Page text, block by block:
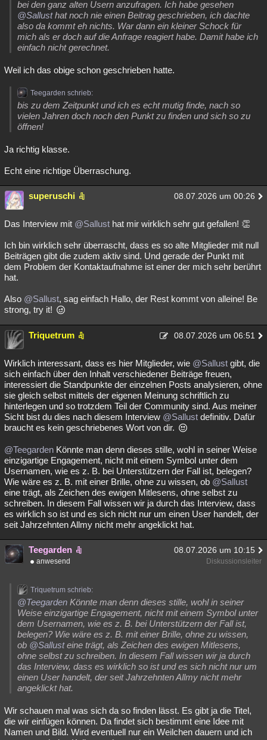
bei den ganz alten Usern anzufragen. Ich habe gesehen
@Sallusthat noch nie einen Beitrag geschrieben, ich dachte
also da kommt eh nichts. War dann ein kleiner Schock für
mich als er doch auf die Anfrage reagiert habe. Damit habe ich
einfach nicht gerechnet.
Weil ich das obige schon geschrieben hatte.
Teegarden schrieb:
bis zu dem Zeitpunkt und ich es echt mutig finde, nach so
vielen Jahren doch noch den Punkt zu finden und sich so zu
öffnen!
Ja richtig klasse.
Echt eine richtige Überraschung.
superuschi 08.07.2026 um 00:26
Das Interview mit @Sallust hat mir wirklich sehr gut gefallen! 👏
Ich bin wirklich sehr überrascht, dass es so alte Mitglieder mit null
Beiträgen gibt die zudem aktiv sind. Und gerade der Punkt mit
dem Problem der Kontaktaufnahme ist einer der mich sehr berührt
hat.
Also @Sallust, sag einfach Hallo, der Rest kommt von alleine! Be
strong, try it!
Triquetrum 08.07.2026 um 06:51
Wirklich interessant, dass es hier Mitglieder, wie @Sallust gibt, die
sich einfach über den Inhalt verschiedener Beiträge freuen,
interessiert die Standpunkte der einzelnen Posts analysieren, ohne
sie gleich selbst mittels der eigenen Meinung schriftlich zu
hinterlegen und so trotzdem Teil der Community sind. Aus meiner
Sicht bist du dies nach diesem Interview @Sallust definitiv. Dafür
braucht es kein geschriebenes Wort von dir.
@Teegarden Könnte man denn dieses stille, wohl in seiner Weise
einzigartige Engagement, nicht mit einem Symbol unter dem
Usernamen, wie es z. B. bei Unterstützern der Fall ist, belegen?
Wie wäre es z. B. mit einer Brille, ohne zu wissen, ob @Sallust
eine trägt, als Zeichen des ewigen Mitlesens, ohne selbst zu
schreiben. In diesem Fall wissen wir ja durch das Interview, dass
es wirklich so ist und es sich nicht nur um einen User handelt, der
seit Jahrzehnten Allmy nicht mehr angeklickt hat.
Teegarden 08.07.2026 um 10:15
anwesend Diskussionsleiter
Triquetrum schrieb:
@Teegarden Könnte man denn dieses stille, wohl in seiner
Weise einzigartige Engagement, nicht mit einem Symbol unter
dem Usernamen, wie es z. B. bei Unterstützern der Fall ist,
belegen? Wie wäre es z. B. mit einer Brille, ohne zu wissen,
ob @Sallusteine trägt, als Zeichen des ewigen Mitlesens,
ohne selbst zu schreiben. In diesem Fall wissen wir ja durch
das Interview, dass es wirklich so ist und es sich nicht nur um
einen User handelt, der seit Jahrzehnten Allmy nicht mehr
angeklickt hat.
Wir schauen mal was sich da so finden lässt. Es gibt ja die Titel,
die wir einfügen können. Da findet sich bestimmt eine Idee mit
Namen und Bild. Wird eventuell nur ein Weilchen dauern und ich